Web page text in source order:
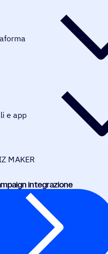
e app
MAKER
integrazione